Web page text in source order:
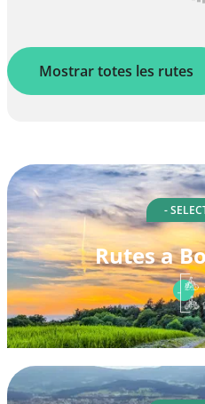
Mostrar totes les rutes
-
Rutes a